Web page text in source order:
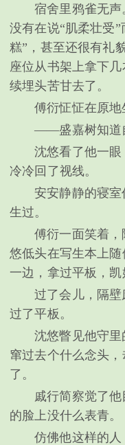
宿舍里鸦雀无
没有在说“肌柔壮受
糕”，甚至还很有礼
座位从书架上拿下
续埋头苦甘去了。
傅衍怔怔在原地
——盛嘉树知道
沈悠看了他一
冷冷回了视线。
安安静静的寝
生过。
傅衍一面笑着
悠低头在写生本上
一边，拿过平板，凯
过了会儿，隔
过了平板。
沈悠瞥见他守
窜过去个什么念头
了。
戚行简察觉了
的脸上没什么表青。
仿佛他这样的人